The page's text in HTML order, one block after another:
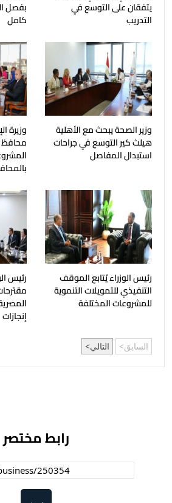
يتفقان على التوسع في
التدريب
بفصل
كامل
وزير الصحة يبحث مع الأهلية
هيلث كير التوسع في جراحات
استبدال المفاصل
وزيرة
محافظ
رئيس الوزراء يُتابع الموقف
التنفيذي للتمويلات التنموية
للمشروعات المختلفة
رئيس
إنجازات
السابق التالي
رابط مختصر